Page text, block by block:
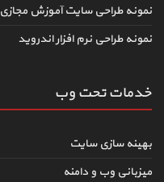
نمونه طراحی سایت آموزش مجازی
نمونه طراحی نرم افزار اندروید
خدمات تحت وب
بهینه سازی سایت
میزبانی وب و دامنه